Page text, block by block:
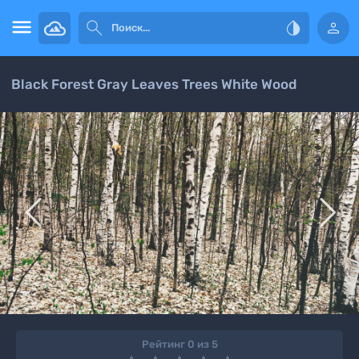
   
Black Forest Gray Leaves Trees White Wood
 
Рейтинг 0 из 5